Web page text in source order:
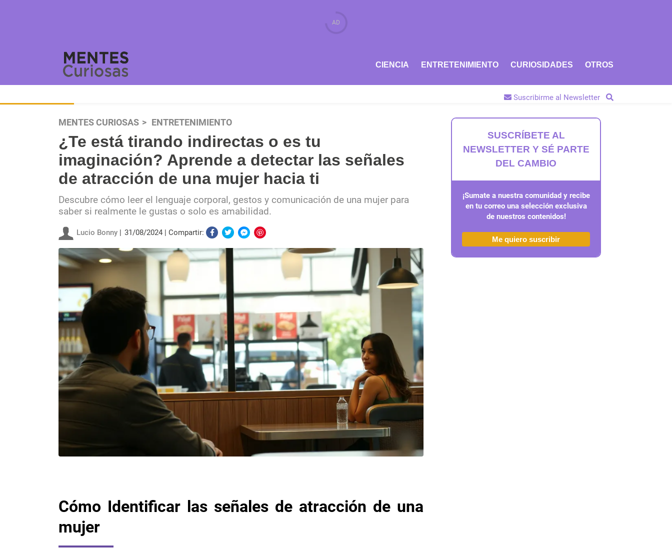
CIENCIA ENTRETENIMIENTO CURIOSIDADES OTROS
Suscribirme al Newsletter
MENTES CURIOSAS ENTRETENIMIENTO
¿Te está tirando indirectas o es tu
imaginación? Aprende a detectar las señales
de atracción de una mujer hacia ti
Descubre cómo leer el lenguaje corporal, gestos y comunicación de una mujer para
saber si realmente le gustas o solo es amabilidad.
Lucio Bonny 31/08/2024 Compartir:
Cómo Identificar las señales de atracción de una
mujer
SUSCRÍBETE AL
NEWSLETTER Y SÉ PARTE
DEL CAMBIO
¡Sumate a nuestra comunidad y recibe
en tu correo una selección exclusiva
de nuestros contenidos!
Me quiero suscribir